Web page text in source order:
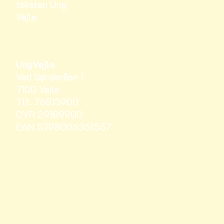
UngVejle
Ved Sønderåen 1
7100 Vejle
Tlf. 76813900
CVR 29189900
EAN 5798006361557